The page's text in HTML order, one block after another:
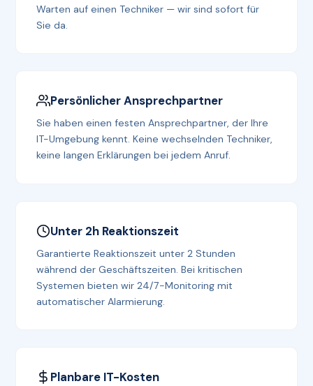
Warten auf einen Techniker — wir sind sofort für
Sie da.
Persönlicher Ansprechpartner
Sie haben einen festen Ansprechpartner, der Ihre
IT-Umgebung kennt. Keine wechselnden Techniker,
keine langen Erklärungen bei jedem Anruf.
Unter 2h Reaktionszeit
Garantierte Reaktionszeit unter 2 Stunden
während der Geschäftszeiten. Bei kritischen
Systemen bieten wir 24/7-Monitoring mit
automatischer Alarmierung.
Planbare IT-Kosten